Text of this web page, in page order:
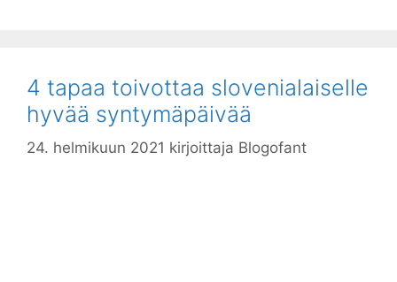
4 tapaa toivottaa slovenialaiselle
hyvää syntymäpäivää
24. helmikuun 2021 kirjoittaja Blogofant